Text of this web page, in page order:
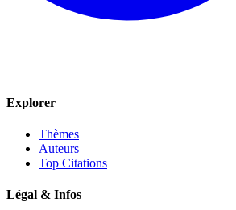
Explorer
Thèmes
Auteurs
Top Citations
Légal & Infos